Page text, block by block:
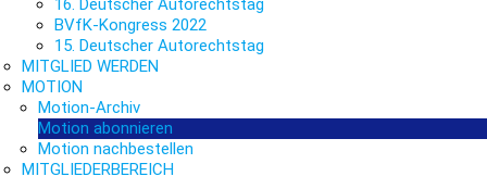
16. Deutscher Autorechtstag
BVfK-Kongress 2022
15. Deutscher Autorechtstag
MITGLIED WERDEN
MOTION
Motion-Archiv
Motion abonnieren
Motion nachbestellen
MITGLIEDERBEREICH